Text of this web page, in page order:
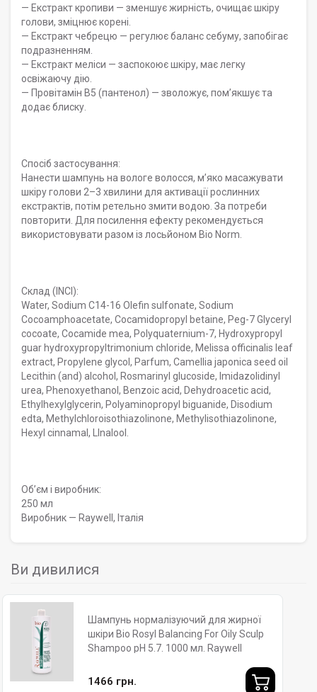
— Екстракт кропиви — зменшує жирність, очищає шкіру
голови, зміцнює корені.
— Екстракт чебрецю — регулює баланс себуму, запобігає
подразненням.
— Екстракт меліси — заспокоює шкіру, має легку
освіжаючу дію.
— Провітамін B5 (пантенол) — зволожує, пом’якшує та
додає блиску.
Спосіб застосування:
Нанести шампунь на вологе волосся, м’яко масажувати
шкіру голови 2–3 хвилини для активації рослинних
екстрактів, потім ретельно змити водою. За потреби
повторити. Для посилення ефекту рекомендується
використовувати разом із лосьйоном Bio Norm.
Склад (INCI):
Water, Sodium C14-16 Olefin sulfonate, Sodium
Cocoamphoacetate, Cocamidopropyl betaine, Peg-7 Glyceryl
cocoate, Cocamide mea, Polyquaternium-7, Hydroxypropyl
guar hydroxypropyltrimonium chloride, Melissa officinalis leaf
extract, Propylene glycol, Parfum, Camellia japonica seed oil
Lecithin (and) alcohol, Rosmarinyl glucoside, Imidazolidinyl
urea, Phenoxyethanol, Benzoic acid, Dehydroacetic acid,
Ethylhexylglycerin, Polyaminopropyl biguanide, Disodium
edta, Methylchloroisothiazolinone, Methylisothiazolinone,
Hexyl cinnamal, LInalool.
Обʼєм і виробник:
250 мл
Виробник — Raywell, Італія
Ви дивилися
Шампунь нормалізуючий для жирної
шкіри Bio Rosyl Balancing For Oily Sculp
Shampoo pH 5.7. 1000 мл. Raywell
1466 грн.